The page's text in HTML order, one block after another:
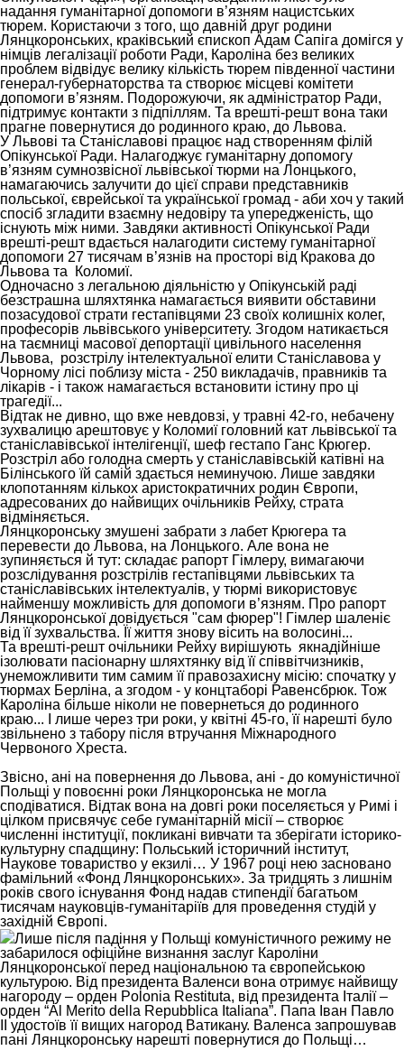
надання гуманітарної допомоги в’язням нацистських
тюрем. Користаючи з того, що давній друг родини
Лянцкоронських, краківський єпископ Адам Сапіга домігся у
німців легалізації роботи Ради, Кароліна без великих
проблем відвідує велику кількість тюрем південної частини
генерал-губернаторства та створює місцеві комітети
допомоги в’язням. Подорожуючи, як адміністратор Ради,
підтримує контакти з підпіллям. Та врешті-решт вона таки
прагне повернутися до родинного краю, до Львова.
У Львові та Станіславові працює над створенням філій
Опікунської Ради. Налагоджує гуманітарну допомогу
в’язням сумнозвісної львівської тюрми на Лoнцького,
намагаючись залучити до цієї справи представників
польської, єврейської та української громад - аби хоч у такий
спосіб згладити взаємну недовіру та упередженість, що
існують між ними. Завдяки активності Опікунської Ради
врешті-решт вдається налагодити систему гуманітарної
допомоги 27 тисячам в’язнів на просторі від Кракова до
Львова та
Коломиї.
Одночасно з легальною діяльністю у Опікунській раді
безстрашна шляхтянка намагається виявити обставини
позасудової страти гестапівцями 23 своїх колишніх колег,
професорів львівського університету. Згодом натикається
на таємниці масової депортації цивільного населення
Львова, розстрілу інтелектуальної елити Станіславова у
Чорному лісі поблизу міста - 250 викладачів, правників та
лікарів - і також намагається встановити істину про ці
трагедії...
Відтак не дивно, що вже невдовзі, у травні 42-го, небачену
зухвалицю арештовує у Коломиї головний кат львівської та
станіславівської інтелігенції, шеф гестапо Ганс Крюгер.
Розстріл або голодна смерть у станіславівській катівні на
Білінського їй самій здається неминучою. Лише завдяки
клопотанням кількох аристократичних родин Європи,
адресованих до найвищих очільників Рейху, страта
відміняється.
Лянцкоронську змушені забрати з лабет Крюгера та
перевести до Львова, на Лонцького. Але вона не
зупиняється й тут: складає рапорт Гімлеру, вимагаючи
розслідування розстрілів гестапівцями львівських та
станіславівських інтелектуалів, у тюрмі використовує
найменшу можливість для допомоги в’язням. Про рапорт
Лянцкоронської довідується "сам фюрер"! Гімлер шаленіє
від її зухвальства. Її життя знову вісить на волосині...
Та врешті-решт очільники Рейху вирішують якнадійніше
ізолювати пасіонарну шляхтянку від її співвітчизників,
унеможливити тим самим її правозахисну місію: спочатку у
тюрмах Берліна, а згодом - у концтаборі Равенсбрюк. Тож
Кароліна більше ніколи не повернеться до родинного
краю... І лише через три роки, у квітні 45-го, її нарешті було
звільнено з табору після втручання Міжнародного
Червоного Хреста.
Звісно, ані на повернення до Львова, ані - до комуністичної
Польщі у повоєнні роки Лянцкоронська не могла
сподіватися. Відтак вона на довгі роки поселяється у Римі і
цілком присвячує себе гуманітарній місії – створює
численні інституції, покликані вивчати та зберігати історико-
культурну спадщину: Польський історичний інститут,
Наукове товариство у екзилі… У 1967 році нею засновано
фамільний «Фонд Лянцкоронських». За тридцять з лишнім
років свого існування Фонд надав стипендії багатьом
тисячам науковців-гуманітаріїв для проведення студій у
західній Європі.
Лише після падіння у Польщі комуністичного режиму не
забарилося офіційне визнання заслуг Кароліни
Лянцкоронської перед національною та європейською
культурою. Від президента Валенси вона отримує найвищу
нагороду – орден Polonia Restituta, від президента Італії –
орден “Al Merito della Repubblica Italiana”. Папа Іван Павло
ІІ удостоїв її вищих нагород Ватикану. Валенса запрошував
пані Лянцкоронську нарешті повернутися до Польщі…